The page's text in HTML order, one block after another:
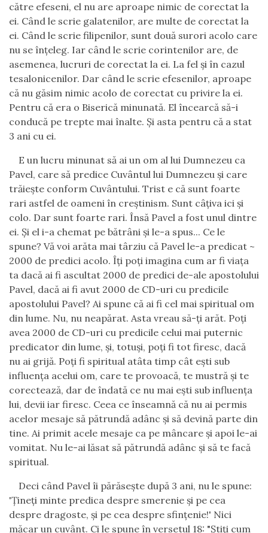
către efeseni, el nu are aproape nimic de corectat la
ei. Când le scrie galatenilor, are multe de corectat la
ei. Când le scrie filipenilor, sunt două surori acolo care
nu se înţeleg. Iar când le scrie corintenilor are, de
asemenea, lucruri de corectat la ei. La fel şi în cazul
tesalonicenilor. Dar când le scrie efesenilor, aproape
că nu găsim nimic acolo de corectat cu privire la ei.
Pentru că era o Biserică minunată. El încearcă să-i
conducă pe trepte mai înalte. Şi asta pentru că a stat
3 ani cu ei.
E un lucru minunat să ai un om al lui Dumnezeu ca
Pavel, care să predice Cuvântul lui Dumnezeu şi care
trăieşte conform Cuvântului. Trist e că sunt foarte
rari astfel de oameni în creştinism. Sunt câţiva ici şi
colo. Dar sunt foarte rari. Însă Pavel a fost unul dintre
ei. Şi el i-a chemat pe bătrâni şi le-a spus... Ce le
spune? Vă voi arăta mai târziu că Pavel le-a predicat ~
2000 de predici acolo. Îţi poţi imagina cum ar fi viaţa
ta dacă ai fi ascultat 2000 de predici de-ale apostolului
Pavel, dacă ai fi avut 2000 de CD-uri cu predicile
apostolului Pavel? Ai spune că ai fi cel mai spiritual om
din lume. Nu, nu neapărat. Asta vreau să-ţi arăt. Poţi
avea 2000 de CD-uri cu predicile celui mai puternic
predicator din lume, şi, totuşi, poţi fi tot firesc, dacă
nu ai grijă. Poţi fi spiritual atâta timp cât eşti sub
influenţa acelui om, care te provoacă, te mustră şi te
corectează, dar de îndată ce nu mai eşti sub influenţa
lui, devii iar firesc. Ceea ce înseamnă că nu ai permis
acelor mesaje să pătrundă adânc şi să devină parte din
tine. Ai primit acele mesaje ca pe mâncare şi apoi le-ai
vomitat. Nu le-ai lăsat să pătrundă adânc şi să te facă
spiritual.
Deci când Pavel îi părăseşte după 3 ani, nu le spune:
'Ţineţi minte predica despre smerenie şi pe cea
despre dragoste, şi pe cea despre sfinţenie!' Nici
măcar un cuvânt. Ci le spune în versetul 18: "Ştiţi cum